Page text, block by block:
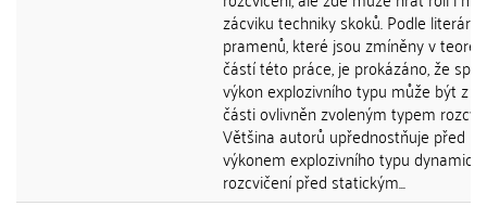
zácviku techniky skoků. Podle
pramenů, které jsou zmíněny v
částí této práce, je prokázáno, že
výkon explozivního typu může být z
části ovlivněn zvoleným typem
Většina autorů upřednostňuje před
výkonem explozivního typu
rozcvičení před statickým...